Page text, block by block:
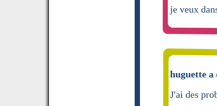
je veux
huguette
J'ai des